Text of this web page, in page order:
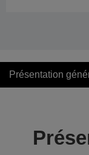
Présentation